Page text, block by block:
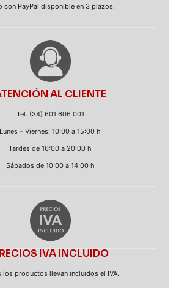
con PayPal disponible en 3 plazos.
AL CLIENTE
Tel. (34) 601 606 001
Lunes – Viernes: 10:00 a 15:00 h
Tardes de 16:00 a 20:00 h
Sábados de 10:00 a 14:00 h
IVA INCLUIDO
los productos llevan incluidos el IVA.